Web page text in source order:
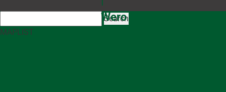
Search
MAPLIST